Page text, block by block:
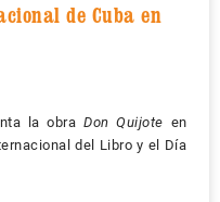
de Cuba en
la obraDon Quijote en
del Libro y el Día